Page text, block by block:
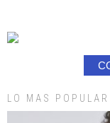
LO MAS POPULAR